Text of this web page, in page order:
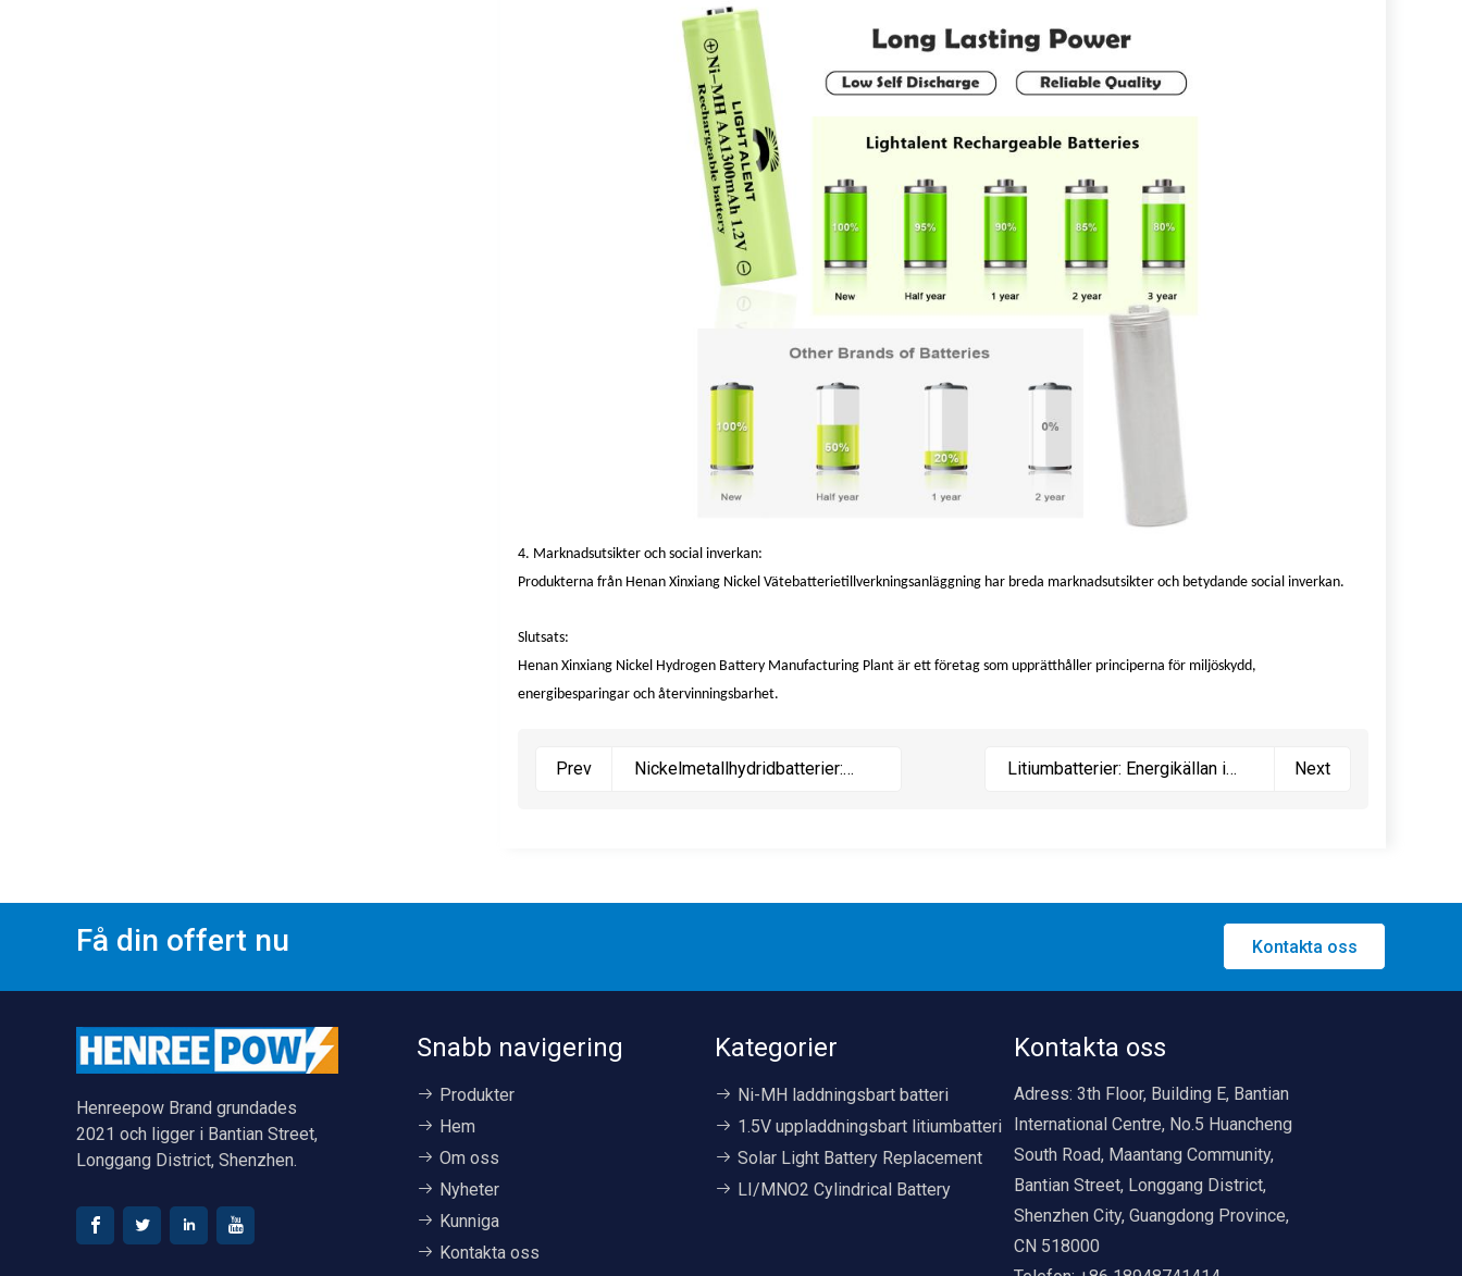
4. Marknadsutsikter och social inverkan:
Produkterna från Henan Xinxiang Nickel Vätebatterietillverkningsanläggning har breda marknadsutsikter och betydande social inverkan.
Slutsats:
Henan Xinxiang Nickel Hydrogen Battery Manufacturing Plant är ett företag som upprätthåller principerna för miljöskydd,
energibesparingar och återvinningsbarhet.
Prev
Nickelmetallhydridbatterier:
Litiumbatterier: Energikällan i
Next
Få din offert nu Kontakta oss
Henreepow Brand grundades
2021 och ligger i Bantian Street,
Longgang District, Shenzhen.
Snabb navigering
Produkter
Hem
Om oss
Nyheter
Kunniga
Kontakta oss
Kategorier
Ni-MH laddningsbart batteri
1.5V uppladdningsbart litiumbatteri
Solar Light Battery Replacement
LI/MNO2 Cylindrical Battery
Kontakta oss
Adress: 3th Floor, Building E, Bantian
International Centre, No.5 Huancheng
South Road, Maantang Community,
Bantian Street, Longgang District,
Shenzhen City, Guangdong Province,
CN 518000